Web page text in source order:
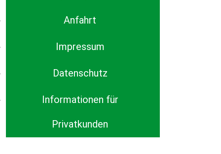
Anfahrt
Impressum
Datenschutz
Informationen für
Privatkunden